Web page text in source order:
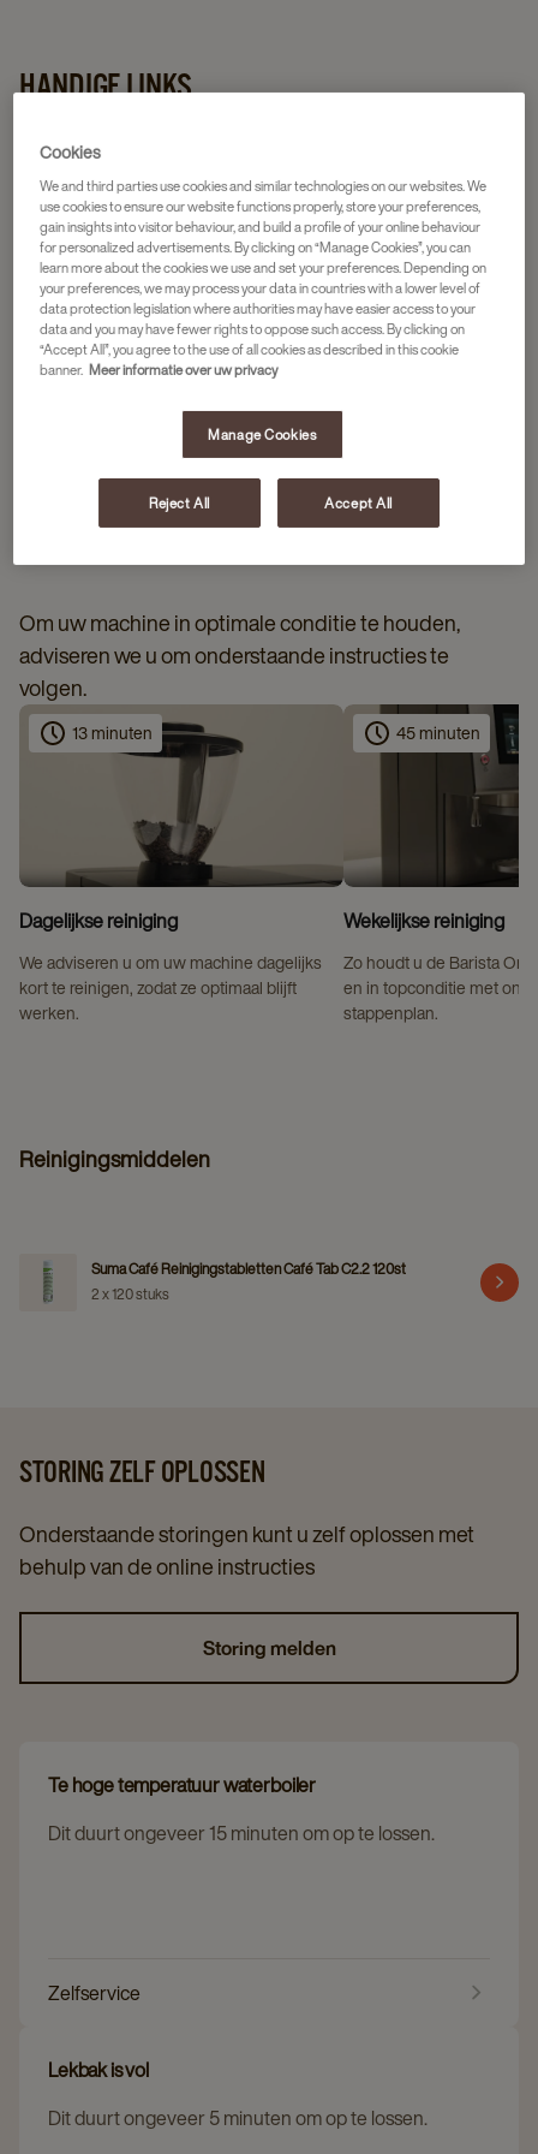
HANDIGE LINKS
Neem contact op Storing melden Mijn JDE
Gebruikershandleiding Reinigingsvideo
SCHOONMAAKINSTRUCTIES
Om uw machine in optimale conditie te houden,
adviseren we u om onderstaande instructies te
volgen.
13 minuten
Dagelijkse reiniging
We adviseren u om uw machine dagelijks
kort te reinigen, zodat ze optimaal blijft
werken.
45 minuten
Wekelijkse reiniging
Zo houdt u de Barista
en in topconditie met ons
stappenplan.
Reinigingsmiddelen
Suma Café Reinigingstabletten Café Tab C2.2 120st
2 x 120 stuks
STORING ZELF OPLOSSEN
Onderstaande storingen kunt u zelf oplossen met
behulp van de online instructies
Storing melden
Te hoge temperatuur waterboiler
Dit duurt ongeveer 15 minuten om op te lossen.
Zelfservice
Lekbak is vol
Dit duurt ongeveer 5 minuten om op te lossen.
Cookies
We and third parties use cookies and similar technologies on our websites. We
use cookies to ensure our website functions properly, store your preferences,
gain insights into visitor behaviour, and build a profile of your online behaviour
for personalized advertisements. By clicking on “Manage Cookies”, you can
learn more about the cookies we use and set your preferences. Depending on
your preferences, we may process your data in countries with a lower level of
data protection legislation where authorities may have easier access to your
data and you may have fewer rights to oppose such access. By clicking on
“Accept All”, you agree to the use of all cookies as described in this cookie
banner. Meer informatie over uw privacy
Manage Cookies
Reject All Accept All